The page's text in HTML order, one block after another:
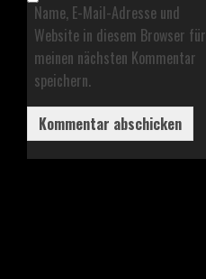
Name, E-Mail-Adresse und
Website in diesem Browser für
meinen nächsten Kommentar
speichern.